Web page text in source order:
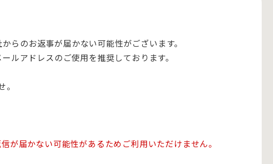
のお返事が届かない可能性がございます。
アドレスのご使用を推奨しております。